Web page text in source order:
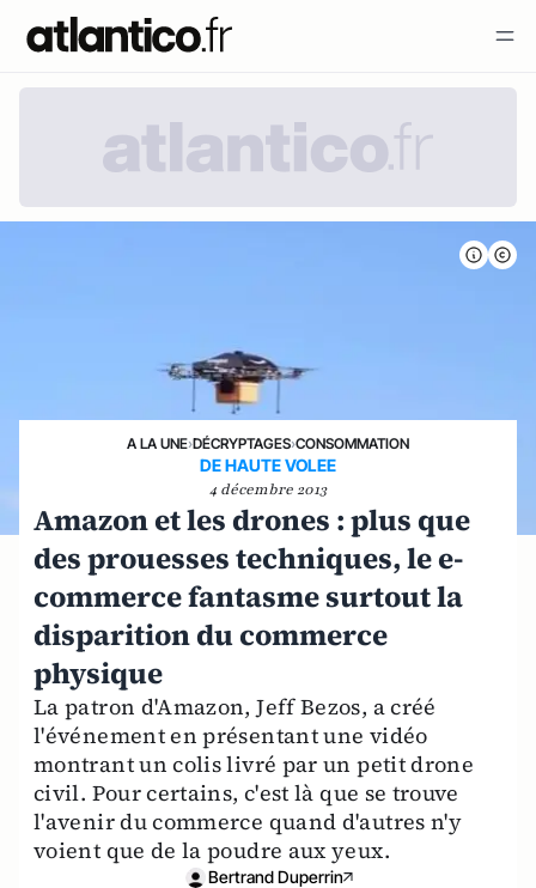
A LA UNE›DÉCRYPTAGES›CONSOMMATION
DE HAUTE VOLEE
4 décembre 2013
Amazon et les drones : plus que
des prouesses techniques, le e-
commerce fantasme surtout la
disparition du commerce
physique
La patron d'Amazon, Jeff Bezos, a créé
l'événement en présentant une vidéo
montrant un colis livré par un petit drone
civil. Pour certains, c'est là que se trouve
l'avenir du commerce quand d'autres n'y
voient que de la poudre aux yeux.
Bertrand Duperrin